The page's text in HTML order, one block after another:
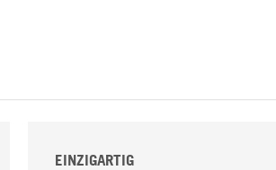
EINZIGARTIG